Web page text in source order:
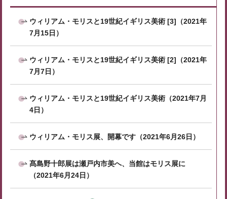
ウィリアム・モリスと19世紀イギリス美術 [3]（2021年
7月15日）
ウィリアム・モリスと19世紀イギリス美術 [2]（2021年
7月7日）
ウィリアム・モリスと19世紀イギリス美術（2021年7月
4日）
ウィリアム・モリス展、開幕です（2021年6月26日）
髙島野十郎展は瀬戸内市美へ、当館はモリス展に
（2021年6月24日）